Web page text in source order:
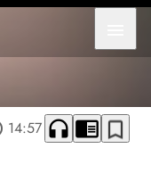
14:57 headphones chrome_reader_mode bookmark_border